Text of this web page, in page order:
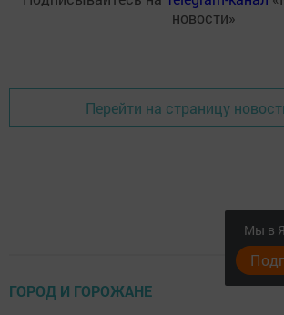
новости»
Перейти на страницу
ГОРОД И ГОРОЖАНЕ
Мы в